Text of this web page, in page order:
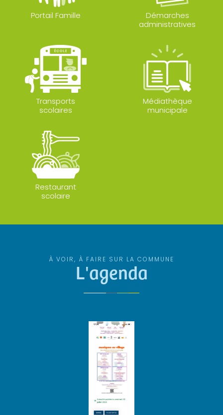
Portail Famille
Démarches
administratives
Transports
scolaires
Médiathèque
municipale
Restaurant
scolaire
À VOIR, À FAIRE SUR LA COMMUNE
L'agenda